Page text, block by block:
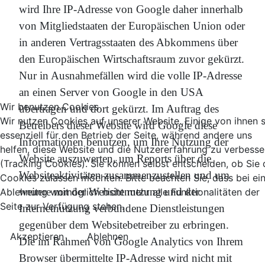
wird Ihre IP-Adresse von Google daher innerhalb
von Mitgliedstaaten der Europäischen Union oder
in anderen Vertragsstaaten des Abkommens über
den Europäischen Wirtschaftsraum zuvor gekürzt.
Nur in Ausnahmefällen wird die volle IP-Adresse
an einen Server von Google in den USA
übertragen und dort gekürzt. Im Auftrag des
Betreibers dieser Website wird Google diese
Informationen benutzen, um Ihre Nutzung der
Website auszuwerten, um Reports über die
Websiteaktivitäten zusammenzustellen und um
weitere mit der Websitenutzung und der
Internetnutzung verbundene Dienstleistungen
gegenüber dem Websitebetreiber zu erbringen.
Die im Rahmen von Google Analytics von Ihrem
Browser übermittelte IP-Adresse wird nicht mit
Wir benutzen Cookies
Wir nutzen Cookies auf unserer Website. Einige von ihnen
essenziell für den Betrieb der Seite, während andere uns
helfen, diese Website und die Nutzererfahrung zu
(Tracking Cookies). Sie können selbst entscheiden, ob Sie
Cookies zulassen möchten. Bitte beachten Sie, dass bei
Ablehnung womöglich nicht mehr alle Funktionalitäten der
Seite zur Verfügung stehen.
Akzeptieren Ablehnen